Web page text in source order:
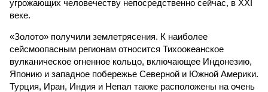
угрожающих человечеству непосредственно сейчас, в XXI
веке.
«Золото» получили землетрясения. К наиболее
сейсмоопасным регионам относится Тихоокеанское
вулканическое огненное кольцо, включающее Индонезию,
Японию и западное побережье Северной и Южной Америки.
Турция, Иран, Индия и Непал также расположены на очень